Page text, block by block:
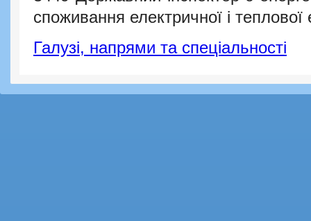
споживання електричної і теплової
Галузі, напрями та спеціальності